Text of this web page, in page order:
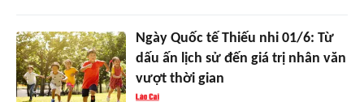
Ngày Quốc tế Thiếu nhi 01/6: Từ
dấu ấn lịch sử đến giá trị nhân văn
vượt thời gian